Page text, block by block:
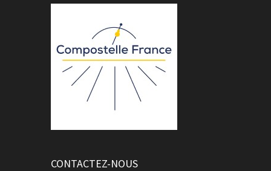
CONTACTEZ-NOUS